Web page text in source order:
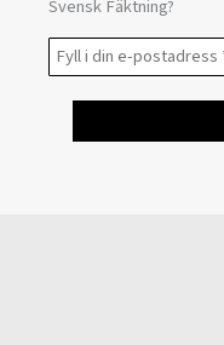
Svensk Fäktning?